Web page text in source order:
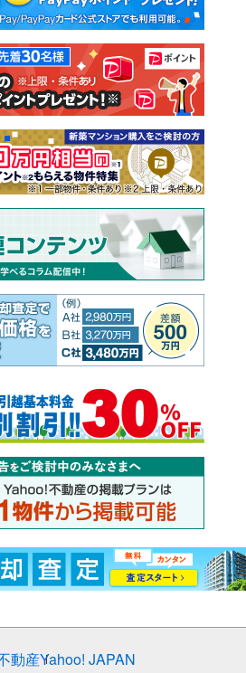
中古一戸建て
土地
動産Yahoo! JAPAN